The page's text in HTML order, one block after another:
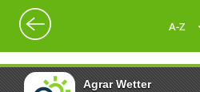
Agrar Wetter
A-Z